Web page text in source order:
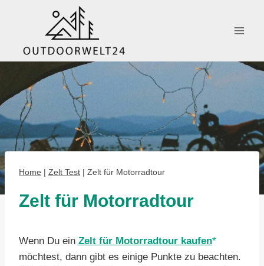
Home | Zelt Test | Zelt für Motorradtour
Zelt für Motorradtour
Wenn Du ein Zelt für Motorradtour kaufen
möchtest, dann gibt es einige Punkte zu beachten.